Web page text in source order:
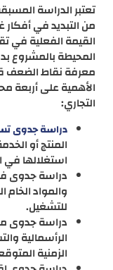
تعتبر الدراسة
من التبديد في
القيمة الفعلية في
المحيطة بالمشروع
معرفة نقاط الضعف
الأهمية على أربعة
التجاري:
دراسة جدوى
المنتج أو
استغلالها
دراسة جدوى
والمواد الخام
للتشغيل.
دراسة جدوى
الرأسمالية
الزمنية